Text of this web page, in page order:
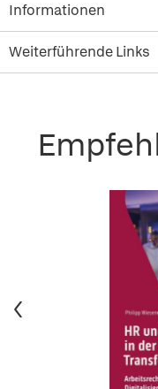
Informationen
Weiterführende Links